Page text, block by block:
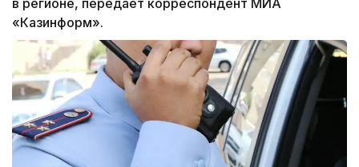
в регионе, передает корреспондент МИА
«Казинформ».